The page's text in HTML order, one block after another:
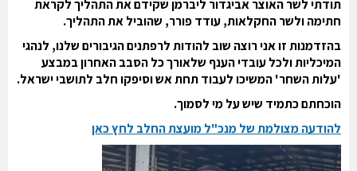
תודתי לשר האוצר אביגדור ליברמן שקידם את התהליך לקראת
חתימהולשר החקלאות, עודד פורר, שהוביל את התהליך.
בהזדמנות זו אני רוצה שוב להודות לרפתנים הגיבורים שלנו, לנהגי
המיכליות ולכל עובדי הענף שלאורך כל הסבב האחרון במבצע
'עלות השחר' המשיכו לעבוד תחת אש וסיפקו חלב לתושבי ישראל.
הוכחתם כתמיד שיש על מי לסמוך.
להודעה מצולמת של מנכ"ל מועצת החלב לחץ כאן